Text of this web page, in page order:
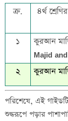
ক্র.
৪র্থ
১ কুরআন
Majid
২
কুরআন
পরিশেষে, এই গাইডটি
শুদ্ধরূপে পড়ার